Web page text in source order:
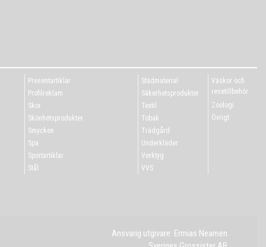
Presentartiklar
Profilreklam
Skor
Skönhetsprodukter
Smycken
Spa
Sportartiklar
Stål
Städmaterial
Säkerhetsprodukter
Textil
Tobak
Trädgård
Underkläder
Verktyg
VVS
Väskor och
resetillbehör
Zoologi
Övrigt
Ansvarig utgivare: Ermias Neamen